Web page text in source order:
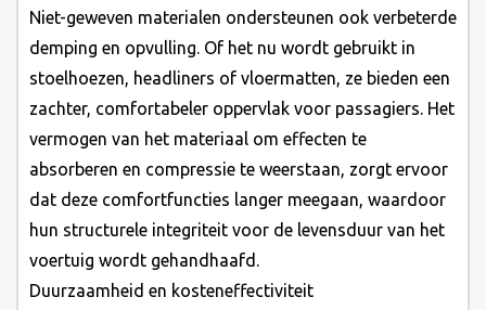
Niet-geweven materialen ondersteunen ook verbeterde
demping en opvulling. Of het nu wordt gebruikt in
stoelhoezen, headliners of vloermatten, ze bieden een
zachter, comfortabeler oppervlak voor passagiers. Het
vermogen van het materiaal om effecten te
absorberen en compressie te weerstaan, zorgt ervoor
dat deze comfortfuncties langer meegaan, waardoor
hun structurele integriteit voor de levensduur van het
voertuig wordt gehandhaafd.
Duurzaamheid en kosteneffectiviteit